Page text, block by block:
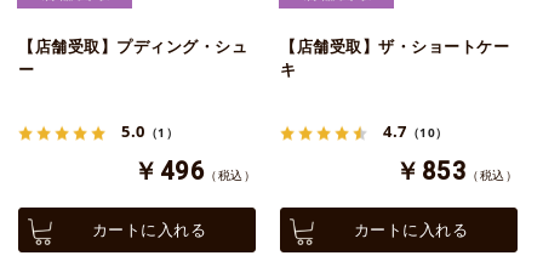
【店舗受取】プディング・シュ
ー
5.0 （1）
￥496 （税込）
カートに入れる
【店舗受取】ザ・ショートケー
キ
4.7 （10）
￥853 （税込）
カートに入れる